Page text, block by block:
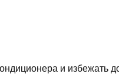
и избежать